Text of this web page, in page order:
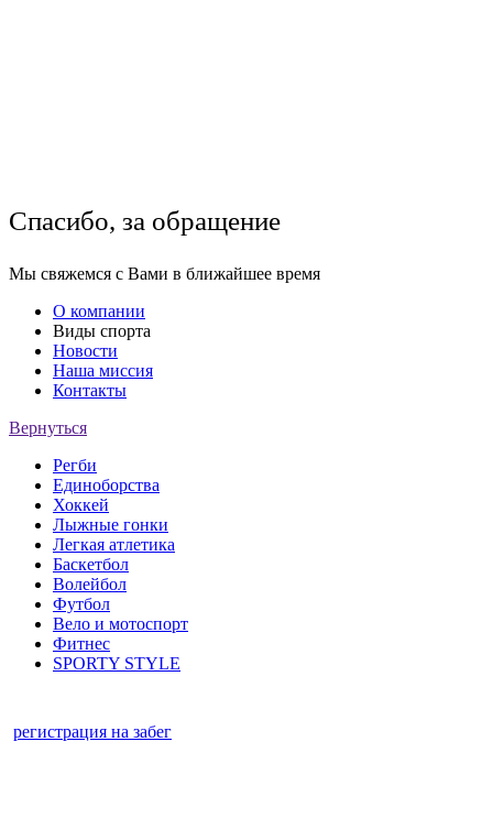
Спасибо, за обращение
Мы свяжемся с Вами в ближайшее время
О компании
Виды спорта
Новости
Наша миссия
Контакты
Вернуться
Регби
Единоборства
Хоккей
Лыжные гонки
Легкая атлетика
Баскетбол
Волейбол
Футбол
Вело и мотоспорт
Фитнес
SPORTY STYLE
регистрация на забег